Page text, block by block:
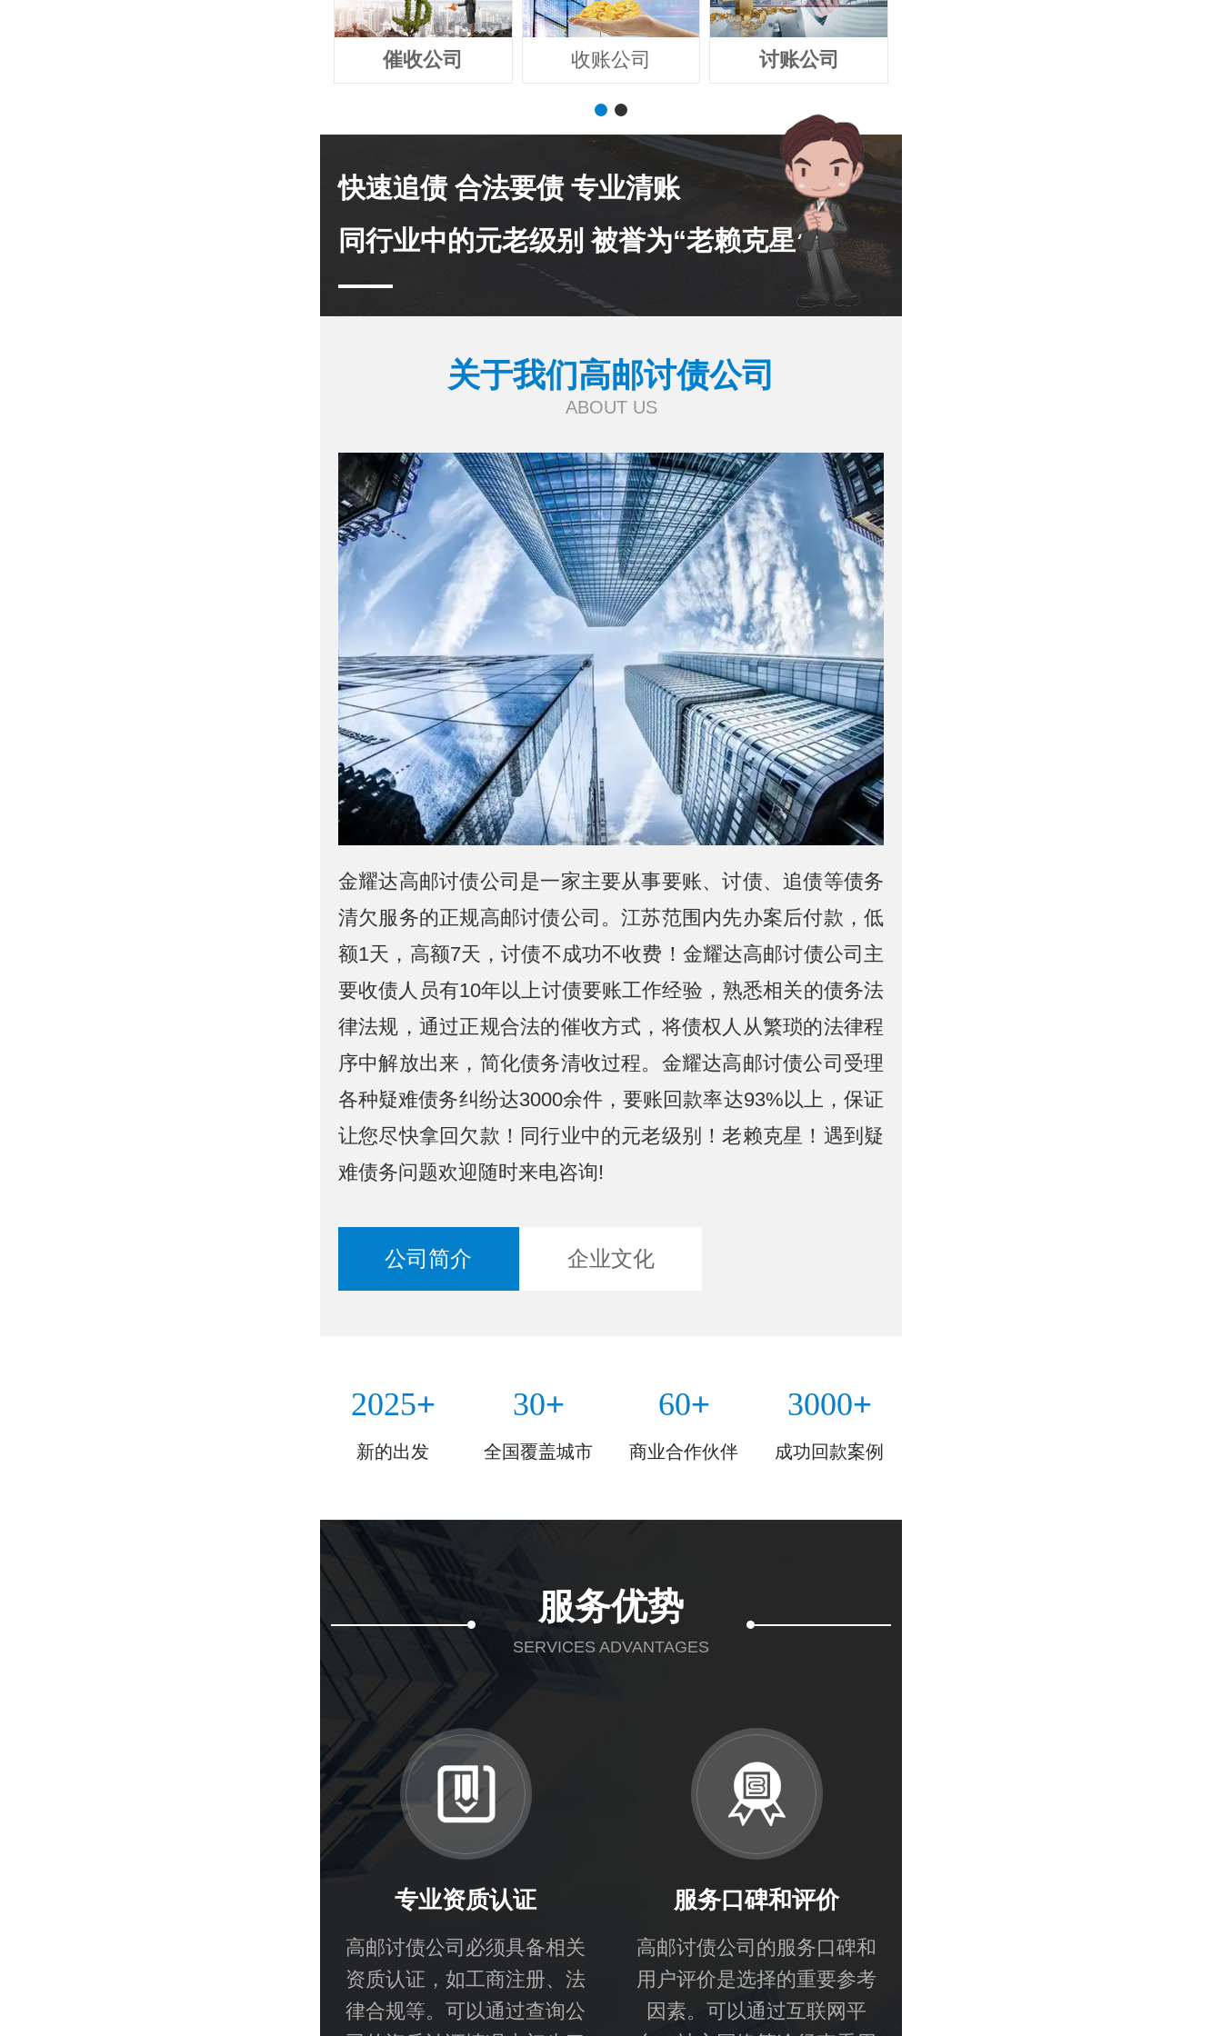
催收公司 收账公司 讨账公司
快速追债 合法要债 专业清账
同行业中的元老级别 被誉为“老赖克星”
关于我们高邮讨债公司
ABOUT US
金耀达高邮讨债公司是一家主要从事要账、讨债、追债等债务
清欠服务的正规高邮讨债公司。江苏范围内先办案后付款，低
额1天，高额7天，讨债不成功不收费！金耀达高邮讨债公司主
要收债人员有10年以上讨债要账工作经验，熟悉相关的债务法
律法规，通过正规合法的催收方式，将债权人从繁琐的法律程
序中解放出来，简化债务清收过程。金耀达高邮讨债公司受理
各种疑难债务纠纷达3000余件，要账回款率达93%以上，保证
让您尽快拿回欠款！同行业中的元老级别！老赖克星！遇到疑
难债务问题欢迎随时来电咨询!
公司简介 企业文化
2025+
新的出发
30+
全国覆盖城市
60+
商业合作伙伴
3000+
成功回款案例
服务优势
SERVICES ADVANTAGES
专业资质认证
高邮讨债公司必须具备相关
资质认证，如工商注册、法
律合规等。可以通过查询公
服务口碑和评价
高邮讨债公司的服务口碑和
用户评价是选择的重要参考
因素。可以通过互联网平